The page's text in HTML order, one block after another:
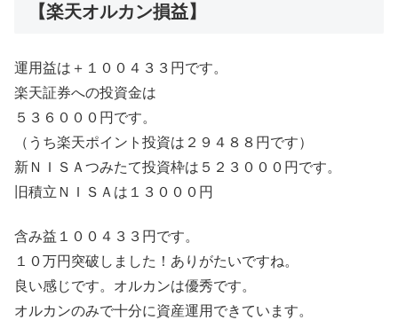
【楽天オルカン損益】
運用益は＋１００４３３円です。
楽天証券への投資金は
５３６０００円です。
（うち楽天ポイント投資は２９４８８円です）
新ＮＩＳＡつみたて投資枠は５２３０００円です。
旧積立ＮＩＳＡは１３０００円
含み益１００４３３円です。
１０万円突破しました！ありがたいですね。
良い感じです。オルカンは優秀です。
オルカンのみで十分に資産運用できています。